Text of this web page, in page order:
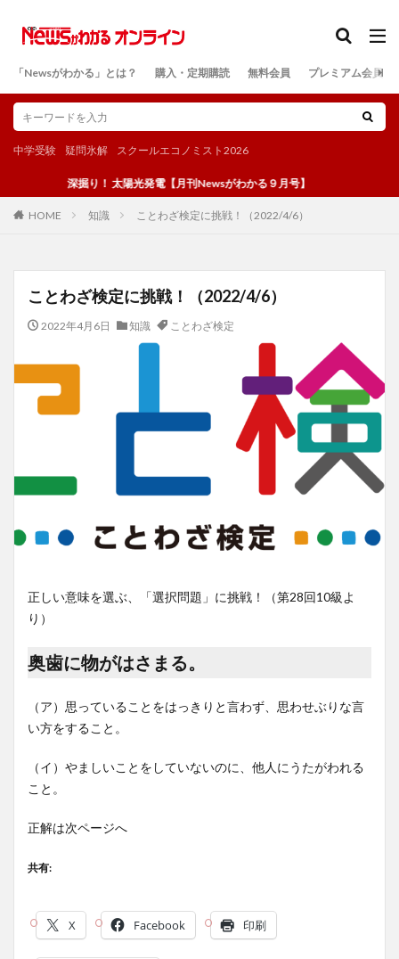
「Newsがわかる」とは？ 購入・定期購読 無料会員 プレミアム会員
中学受験 疑問氷解 スクールエコノミスト2026
深掘り！ 太陽光発電【月刊Newsがわかる９月号】
HOME 知識 ことわざ検定に挑戦！（2022/4/6）
ことわざ検定に挑戦！（2022/4/6）
2022年4月6日 知識 ことわざ検定
正しい意味を選ぶ、「選択問題」に挑戦！（第28回10級よ
り）
奥歯に物がはさまる。
（ア）思っていることをはっきりと言わず、思わせぶりな言
い方をすること。
（イ）やましいことをしていないのに、他人にうたがわれる
こと。
正解は次ページへ
共有:
X Facebook 印刷
検索